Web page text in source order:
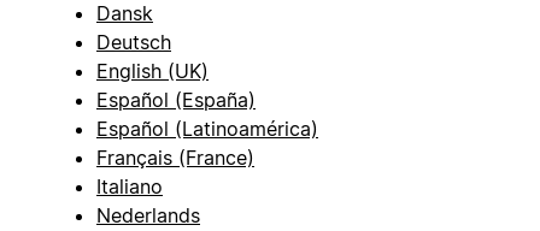
Dansk
Deutsch
English (UK)
Español (España)
Español (Latinoamérica)
Français (France)
Italiano
Nederlands